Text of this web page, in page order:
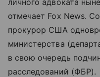
отмечает Fox News.
прокурор США
министерства
в свою очередь
расследований (ФБР).